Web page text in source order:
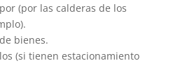
(por las calderas de los
bienes.
(si tienen estacionamiento